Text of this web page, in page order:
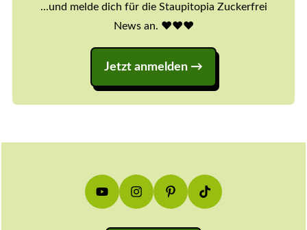
...und melde dich für die Staupitopia Zuckerfrei
News an. ♥️♥️♥️
Jetzt anmelden